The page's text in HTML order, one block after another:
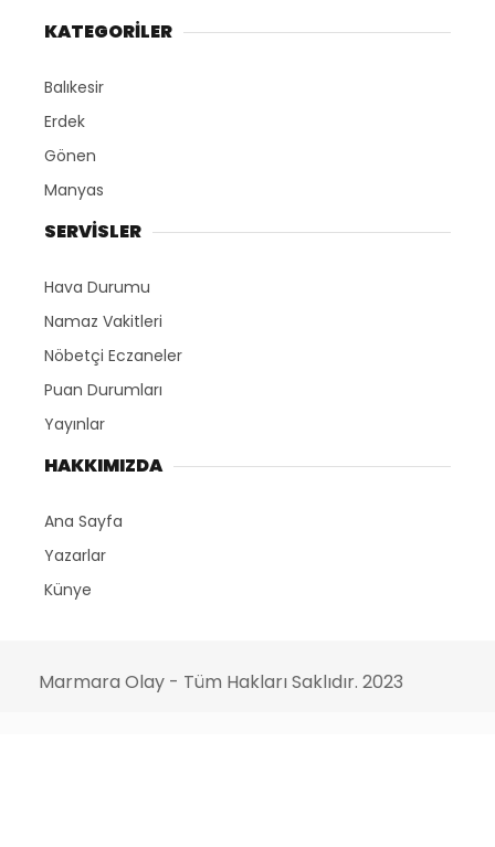
KATEGORİLER
Balıkesir
Erdek
Gönen
Manyas
SERVİSLER
Hava Durumu
Namaz Vakitleri
Nöbetçi Eczaneler
Puan Durumları
Yayınlar
HAKKIMIZDA
Ana Sayfa
Yazarlar
Künye
Marmara Olay - Tüm Hakları Saklıdır. 2023